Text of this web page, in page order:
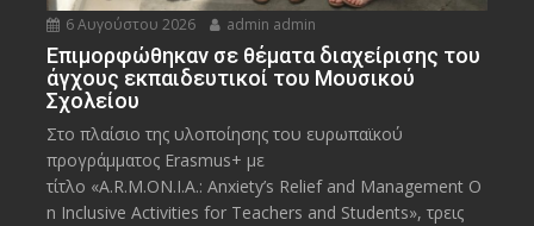
6 Αυγούστου 2026 admin admin
Eπιμορφώθηκαν σε θέματα διαχείρισης του
άγχους εκπαιδευτικοί του Μουσικού
Σχολείου
Στο πλαίσιο της υλοποίησης του ευρωπαϊκού
προγράμματος Erasmus+ με
τίτλο «A.R.M.ON.I.A.: Anxiety’s Relief and Management O
n Inclusive Activities for Teachers and Students», τρεις